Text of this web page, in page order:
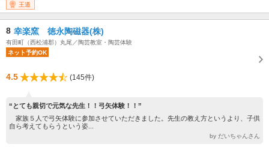
王道
8 幸楽窯 徳永陶磁器(株)
有田町（西松浦郡）丸尾／陶芸教室・陶芸体験
ネット予約OK
4.5 (145件)
“とても親切で元気な先生！！弓矢体験！！”
家族５人で弓矢体験に参加させていただきました。先生の教え方というより、子供
自ら考えてもらうという姿...
by だいちゃんさん